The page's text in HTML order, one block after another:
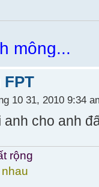
mông...
10 31, 2010 9:34
cho anh
rộng